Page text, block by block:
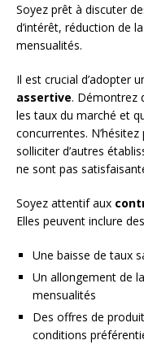
Soyez prêt à discuter
d’intérêt, réduction de
mensualités.
Il est crucial d’adopter
assertive. Démontrez
les taux du marché et
concurrentes.
solliciter d’autres
ne sont pas
Soyez attentif aux
Elles peuvent inclure
Une baisse de taux
Un allongement de
mensualités
Des offres de
conditions